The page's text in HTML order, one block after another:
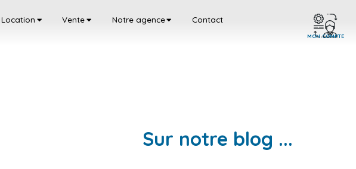
Location Vente Notre agence Contact
MON COMPTE
Sur notre blog ...